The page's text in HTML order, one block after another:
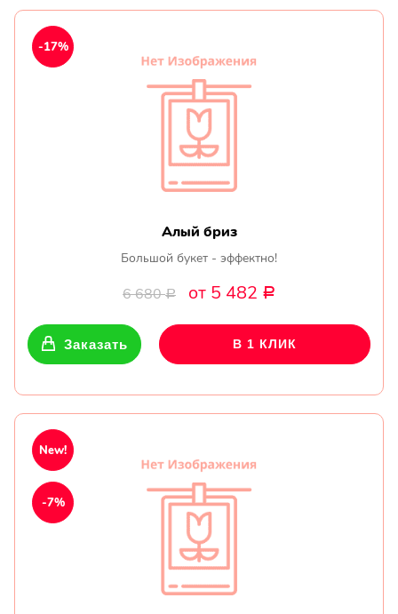
Алый бриз
Большой букет - эффектно!
6 680Р от 5 482 Р
-17%
Заказать В 1 КЛИК
New!
-7%